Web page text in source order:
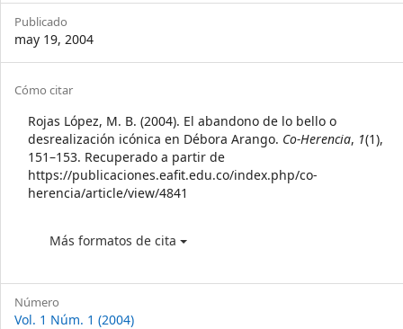
Sidebar
Publicado
may 19, 2004
Article
Details
Cómo citar
Rojas López, M. B. (2004). El abandono de lo bello o
desrealización icónica en Débora Arango. Co-Herencia, 1(1),
151–153. Recuperado a partir de
https://publicaciones.eafit.edu.co/index.php/co-
herencia/article/view/4841
Más formatos de cita
Número
Vol. 1 Núm. 1 (2004)